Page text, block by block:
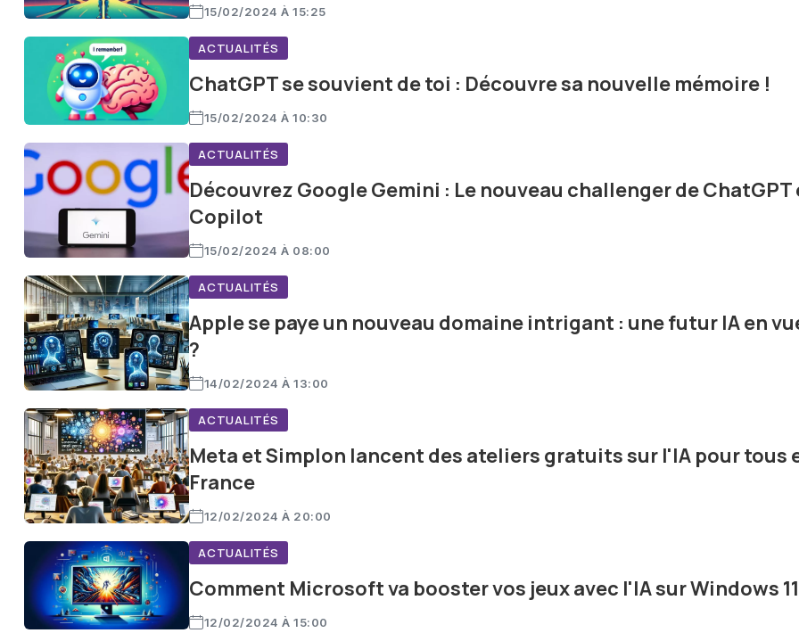
15/02/2024 À 15:25
ACTUALITÉS
ChatGPT se souvient de toi : Découvre sa nouvelle mémoire !
15/02/2024 À 10:30
ACTUALITÉS
Découvrez Google Gemini : Le nouveau challenger de ChatGPT
Copilot
15/02/2024 À 08:00
ACTUALITÉS
Apple se paye un nouveau domaine intrigant : une futur IA en
?
14/02/2024 À 13:00
ACTUALITÉS
Meta et Simplon lancent des ateliers gratuits sur l'IA pour tous
France
12/02/2024 À 20:00
ACTUALITÉS
Comment Microsoft va booster vos jeux avec l'IA sur Windows
12/02/2024 À 15:00